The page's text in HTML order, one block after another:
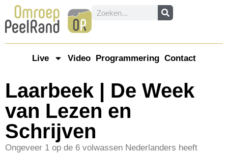
Live Video Programmering Contact
Laarbeek | De Week
van Lezen en
Schrijven
Ongeveer 1 op de 6 volwassen Nederlanders heeft